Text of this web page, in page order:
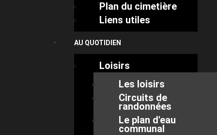
Plan du cimetière
Liens utiles
AU QUOTIDIEN
Loisirs
Les loisirs
Circuits de
randonnées
Le plan d'eau
communal